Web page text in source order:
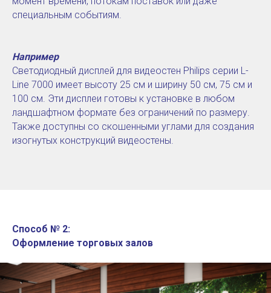
специальным событиям.
Например
Светодиодный дисплей для видеостен Philips серии L-
Line 7000 имеет высоту 25 см и ширину 50 см, 75 см и
100 см. Эти дисплеи готовы к установке в любом
ландшафтном формате без ограничений по размеру.
Также доступны со скошенными углами для создания
изогнутых конструкций видеостены.
Способ № 2:
Оформление торговых залов